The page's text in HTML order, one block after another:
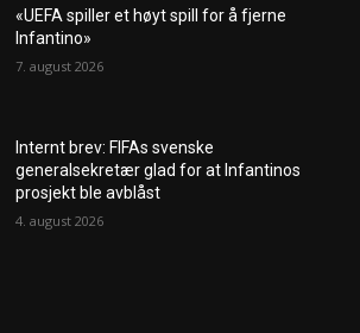
«UEFA spiller et høyt spill for å fjerne
Infantino»
7. august 2026
Internt brev: FIFAs svenske
generalsekretær glad for at Infantinos
prosjekt ble avblåst
4. august 2026